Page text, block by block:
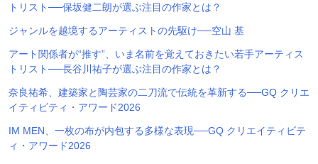
トリスト──保坂健二朗が選ぶ注目の作家とは？
ジャンルを越境するアーティストの先駆け──空山 基
アート関係者が“推す”、いま名前を覚えておきたい若手アーティス
トリスト──長谷川祐子が選ぶ注目の作家とは？
奈良祐希、建築家と陶芸家の二刀流で伝統を革新する──GQ クリエ
イティビティ・アワード2026
IM MEN、一枚の布が内包する多様な表現──GQ クリエイティビテ
ィ・アワード2026